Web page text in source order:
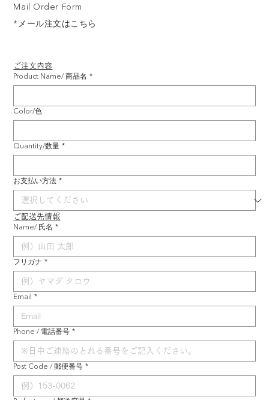
ご注文内容
Product Name/ 商品名 *
Color/色
Quantity/数量 *
お支払い方法 *
ご配送先情報
Name/ 氏名 *
フリガナ *
Email *
Phone / 電話番号 *
Post Code / 郵便番号 *
Mail Order Form
*メール注文はこちら